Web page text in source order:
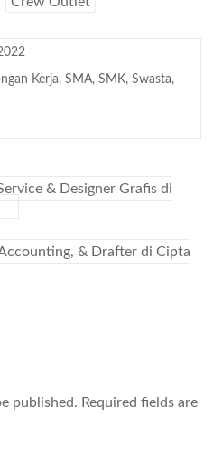
Kerja,SMA,SMK,Swasta,
& Designer Grafis di
& Drafter di Cipta
published. Required fields are